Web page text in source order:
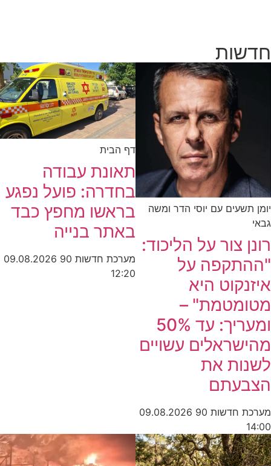
חדשות
יומן תשעים עם יוסי הדר ומשה
גבאי
רונן צור על הליכוד:
"ההתקפה על
איזנקוט היא
מטומטמת" –
ומעריך: עד 50%
מהישראלים עשויים
לשנות את
הצבעתם
מערכת חדשות 90
09.08.2026
14:00
דף הבית
תאונת עבודה
בחדרה: פועל נפגע
בראשו מחפץ כבד
באתר בנייה
מערכת חדשות 90
09.08.2026
12:20